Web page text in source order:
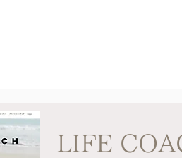
LIFE